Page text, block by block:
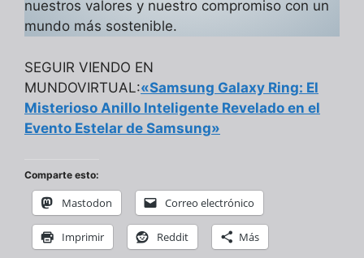
nuestros valores y nuestro compromiso con un
mundo más sostenible.
SEGUIR VIENDO EN
MUNDOVIRTUAL:«Samsung Galaxy Ring: El
Misterioso Anillo Inteligente Revelado en el
Evento Estelar de Samsung»
Comparte esto:
Mastodon Correo electrónico
Imprimir Reddit Más